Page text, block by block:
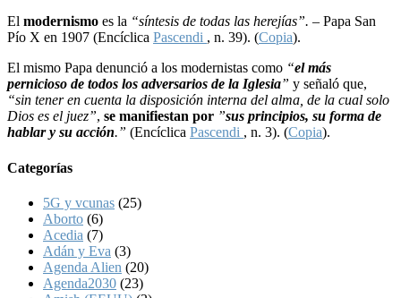
El modernismo es la “síntesis de todas las herejías”. – Papa San
Pío X en 1907 (Encíclica Pascendi , n. 39). (Copia).
El mismo Papa denunció a los modernistas como “el más
pernicioso de todos los adversarios de la Iglesia” y señaló que,
“sin tener en cuenta la disposición interna del alma, de la cual solo
Dios es el juez”, se manifiestan por ”sus principios, su forma de
hablar y su acción.” (Encíclica Pascendi , n. 3). (Copia).
Categorías
5G y vcunas (25)
Aborto (6)
Acedia (7)
Adán y Eva (3)
Agenda Alien (20)
Agenda2030 (23)